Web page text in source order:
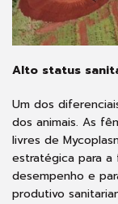
Alto status
Um dos
dos animais. As
livres de
estratégica para
desempenho e
produtivo